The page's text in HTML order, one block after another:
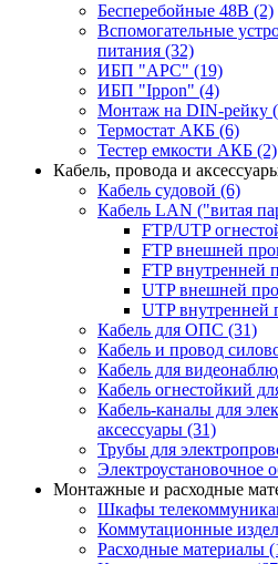
Бесперебойные 48В (2)
Вспомогательные
питания (32)
ИБП "APC" (19)
ИБП "Ippon" (4)
Монтаж на DIN-рейку
Термостат АКБ (6)
Тестер емкости АКБ (2)
Кабель, провода и
Кабель судовой (6)
Кабель LAN ("витая
FTP/UTP
FTP внешней
FTP внутренней
UTP внешней
UTP внутренней
Кабель для ОПС (31)
Кабель и провод
Кабель для
Кабель огнестойкий
Кабель-каналы для
аксессуары (31)
Трубы для
Электроустановочное
Монтажные и расходные
Шкафы
Коммутационные
Расходные материалы